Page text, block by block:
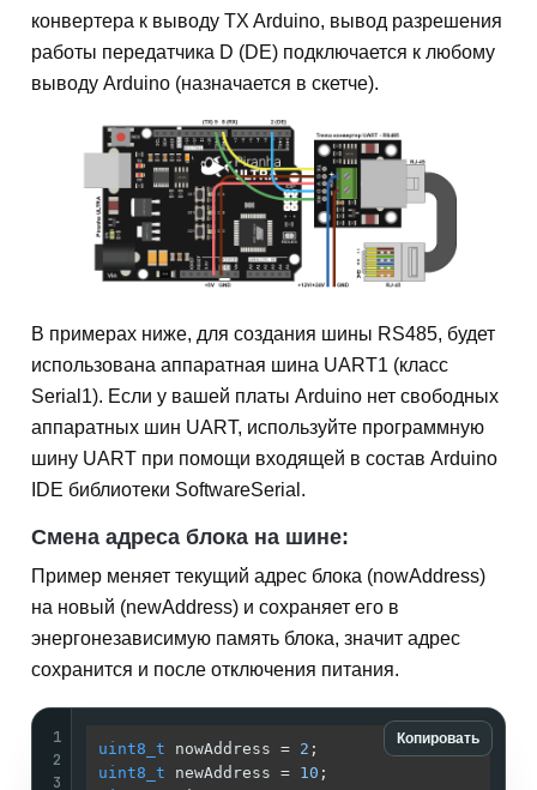
конвертера к выводу TX Arduino, вывод разрешения
работы передатчика D (DE) подключается к любому
выводу Arduino (назначается в скетче).
В примерах ниже, для создания шины RS485, будет
использована аппаратная шина UART1 (класс
Serial1). Если у вашей платы Arduino нет свободных
аппаратных шин UART, используйте программную
шину UART при помощи входящей в состав Arduino
IDE библиотеки SoftwareSerial.
Смена адреса блока на шине:
Пример меняет текущий адрес блока (nowAddress)
на новый (newAddress) и сохраняет его в
энергонезависимую память блока, значит адрес
сохранится и после отключения питания.
Копировать
1
2
3
uint8_t nowAddress = 2 ;
uint8_t newAddress = 10 ;